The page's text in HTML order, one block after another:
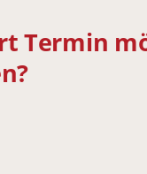
Termin